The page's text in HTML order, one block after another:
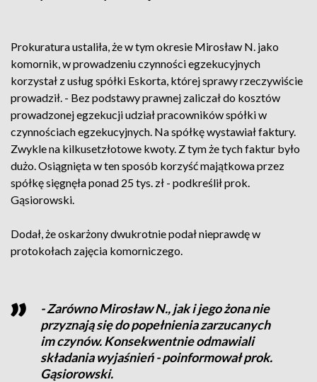
Prokuratura ustaliła, że w tym okresie Mirosław N. jako
komornik, w prowadzeniu czynności egzekucyjnych
korzystał z usług spółki Eskorta, której sprawy rzeczywiście
prowadził. - Bez podstawy prawnej zaliczał do kosztów
prowadzonej egzekucji udział pracowników spółki w
czynnościach egzekucyjnych. Na spółkę wystawiał faktury.
Zwykle na kilkusetzłotowe kwoty. Z tym że tych faktur było
dużo. Osiągnięta w ten sposób korzyść majątkowa przez
spółkę sięgnęła ponad 25 tys. zł - podkreślił prok.
Gąsiorowski.
Dodał, że oskarżony dwukrotnie podał nieprawdę w
protokołach zajęcia komorniczego.
- Zarówno Mirosław N., jak i jego żona nie
przyznają się do popełnienia zarzucanych
im czynów. Konsekwentnie odmawiali
składania wyjaśnień - poinformował prok.
Gąsiorowski.